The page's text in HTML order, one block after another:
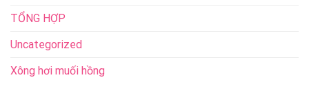
TỔNG HỢP
Uncategorized
Xông hơi muối hồng